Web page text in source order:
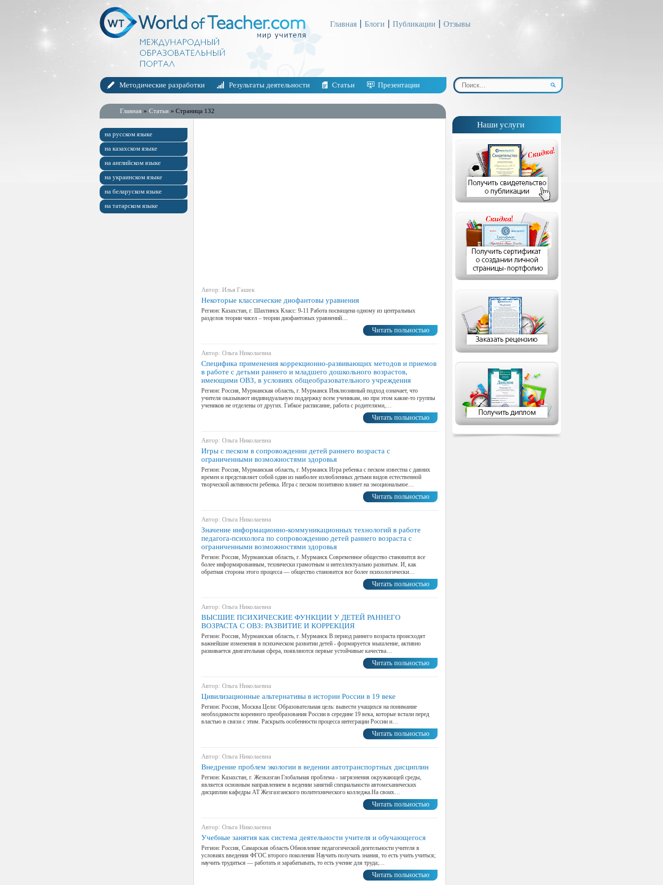
Главная Блоги Публикации Отзывы
Методические разработки Результаты деятельности Статьи Презентации
Главная » Статьи » Страница 132
на русском языке
на казахском языке
на английском языке
на украинском языке
на беларуском языке
на татарском языке
Автор: Илья Гашек
Некоторые классические диофантовы уравнения
Регион: Казахстан, г. Шахтинск Класс: 9-11 Работа посвящена одному из центральных
разделов теории чисел – теории диофантовых уравнений....
Читать польностью
Автор: Ольга Николаевна
Специфика применения коррекционно-развивающих методов и приемов
в работе с детьми раннего и младшего дошкольного возрастов,
имеющими ОВЗ, в условиях общеобразовательного учреждения
Регион: Россия, Мурманская область, г. Мурманск Инклюзивный подход означает, что
учителя оказывают индивидуальную поддержку всем ученикам, но при этом какие-то группы
учеников не отделены от других. Гибкое расписание, работа с родителями,…
Читать польностью
Автор: Ольга Николаевна
Игры с песком в сопровождении детей раннего возраста с
ограниченными возможностями здоровья
Регион: Россия, Мурманская область, г. Мурманск Игра ребенка с песком известна с давних
времен и представляет собой один из наиболее излюбленных детьми видов естественной
творческой активности ребенка. Игра с песком позитивно влияет на эмоциональное…
Читать польностью
Автор: Ольга Николаевна
Значение информационно-коммуникационных технологий в работе
педагога-психолога по сопровождению детей раннего возраста с
ограниченными возможностями здоровья
Регион: Россия, Мурманская область, г. Мурманск Современное общество становится все
более информированным, технически грамотным и интеллектуально развитым. И, как
обратная сторона этого процесса — общество становится все более психологически…
Читать польностью
Автор: Ольга Николаевна
ВЫСШИЕ ПСИХИЧЕСКИЕ ФУНКЦИИ У ДЕТЕЙ РАННЕГО
ВОЗРАСТА С ОВЗ: РАЗВИТИЕ И КОРРЕКЦИЯ
Регион: Россия, Мурманская область, г. Мурманск В период раннего возраста происходят
важнейшие изменения в психическом развитии детей - формируется мышление, активно
развивается двигательная сфера, появляются первые устойчивые качества…
Читать польностью
Автор: Ольга Николаевна
Цивилизационные альтернативы в истории России в 19 веке
Регион: Россия, Москва Цели: Образовательная цель: вывести учащихся на понимание
необходимости коренного преобразования России в середине 19 века, которые встали перед
властью в связи с этим. Раскрыть особенности процесса интеграции России и…
Читать польностью
Автор: Ольга Николаевна
Внедрение проблем экологии в ведении автотранспортных дисциплин
Регион: Казахстан, г. Жезказган Глобальная проблема - загрязнения окружающей среды,
является основным направлением в ведении занятий специальности автомеханических
дисциплин кафедры АТ Жезгазганского политехнического колледжа.На своих…
Читать польностью
Автор: Ольга Николаевна
Учебные занятия как система деятельности учителя и обучающегося
Регион: Россия, Самарская область Обновление педагогической деятельности учителя в
условиях введения ФГОС второго поколения Научить получать знания, то есть учить учиться;
научить трудиться — работать и зарабатывать, то есть учение для труда;…
Читать польностью
Наши услуги